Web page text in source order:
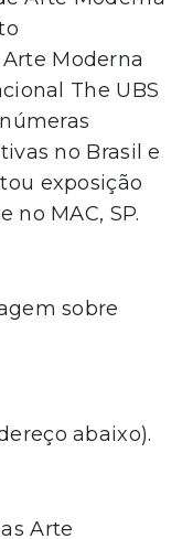
Moderna
The UBS
no Brasil e
exposição
no MAC, SP.
sobre
abaixo).
Arte